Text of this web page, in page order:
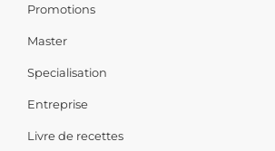
Promotions
Master
Specialisation
Entreprise
Livre de recettes